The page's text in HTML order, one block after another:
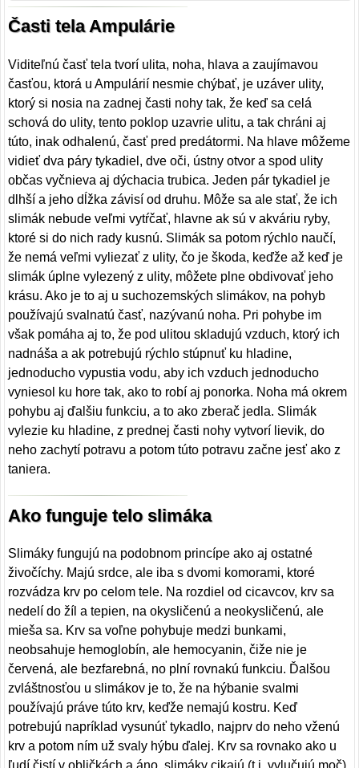
Časti tela Ampulárie
Viditeľnú časť tela tvorí ulita, noha, hlava a zaujímavou
časťou, ktorá u Ampulárií nesmie chýbať, je uzáver ulity,
ktorý si nosia na zadnej časti nohy tak, že keď sa celá
schová do ulity, tento poklop uzavrie ulitu, a tak chráni aj
túto, inak odhalenú, časť pred predátormi. Na hlave môžeme
vidieť dva páry tykadiel, dve oči, ústny otvor a spod ulity
občas vyčnieva aj dýchacia trubica. Jeden pár tykadiel je
dlhší a jeho dĺžka závisí od druhu. Môže sa ale stať, že ich
slimák nebude veľmi vytŕčať, hlavne ak sú v akváriu ryby,
ktoré si do nich rady kusnú. Slimák sa potom rýchlo naučí,
že nemá veľmi vyliezať z ulity, čo je škoda, keďže až keď je
slimák úplne vylezený z ulity, môžete plne obdivovať jeho
krásu. Ako je to aj u suchozemských slimákov, na pohyb
používajú svalnatú časť, nazývanú noha. Pri pohybe im
však pomáha aj to, že pod ulitou skladujú vzduch, ktorý ich
nadnáša a ak potrebujú rýchlo stúpnuť ku hladine,
jednoducho vypustia vodu, aby ich vzduch jednoducho
vyniesol ku hore tak, ako to robí aj ponorka. Noha má okrem
pohybu aj ďalšiu funkciu, a to ako zberač jedla. Slimák
vylezie ku hladine, z prednej časti nohy vytvorí lievik, do
neho zachytí potravu a potom túto potravu začne jesť ako z
taniera.
Ako funguje telo slimáka
Slimáky fungujú na podobnom princípe ako aj ostatné
živočíchy. Majú srdce, ale iba s dvomi komorami, ktoré
rozvádza krv po celom tele. Na rozdiel od cicavcov, krv sa
nedelí do žíl a tepien, na okysličenú a neokysličenú, ale
mieša sa. Krv sa voľne pohybuje medzi bunkami,
neobsahuje hemoglobín, ale hemocyanin, čiže nie je
červená, ale bezfarebná, no plní rovnakú funkciu. Ďalšou
zvláštnosťou u slimákov je to, že na hýbanie svalmi
používajú práve túto krv, keďže nemajú kostru. Keď
potrebujú napríklad vysunúť tykadlo, najprv do neho vženú
krv a potom ním už svaly hýbu ďalej. Krv sa rovnako ako u
ľudí čistí v obličkách a áno, slimáky cikajú (t.j. vylučujú moč).